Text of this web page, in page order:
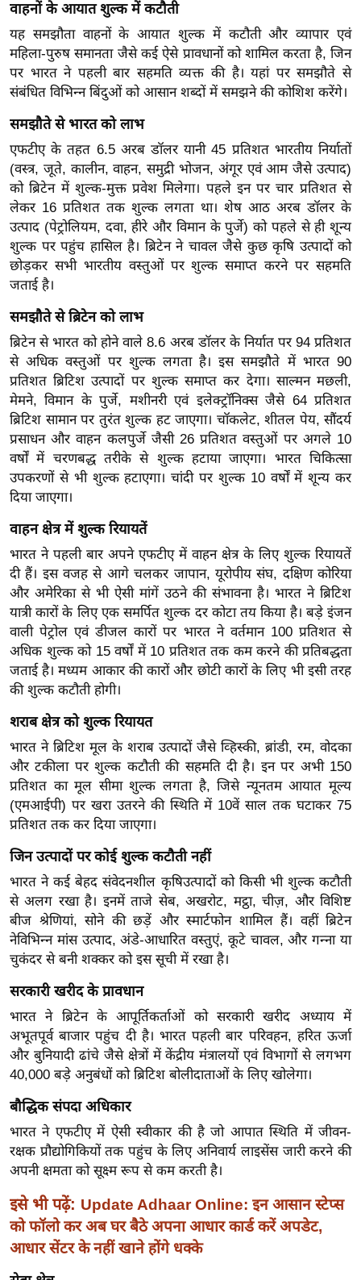
सा
हि
त्य
ज
ग
त
ऑ
टो
व
र्ल्ड
न्यू
ज
ब्री
म
नो
रं
ज
न
ज
ग
त
बॉ
वु
ड
हॉ
ली
वु
ड
फि
ल्म
मी
क्षा
B
r
e
k
i
n
g
N
e
w
s
ला
इ
फ
स्टा
ल
टे
लॉ
जी
ब्यू
टी
वाहनों के आयात शुल्क में कटौती
यह समझौता वाहनों के आयात शुल्क में कटौती और व्यापार एवं
महिला-पुरुष समानता जैसे कई ऐसे प्रावधानों को शामिल करता है, जिन
पर भारत ने पहली बार सहमति व्यक्त की है। यहां पर समझौते से
संबंधित विभिन्न बिंदुओं को आसान शब्दों में समझने की कोशिश करेंगे।
समझौते से भारत को लाभ
एफटीए के तहत 6.5 अरब डॉलर यानी 45 प्रतिशत भारतीय निर्यातों
(वस्त्र, जूते, कालीन, वाहन, समुद्री भोजन, अंगूर एवं आम जैसे उत्पाद)
को ब्रिटेन में शुल्क-मुक्त प्रवेश मिलेगा। पहले इन पर चार प्रतिशत से
लेकर 16 प्रतिशत तक शुल्क लगता था। शेष आठ अरब डॉलर के
उत्पाद (पेट्रोलियम, दवा, हीरे और विमान के पुर्जे) को पहले से ही शून्य
शुल्क पर पहुंच हासिल है। ब्रिटेन ने चावल जैसे कुछ कृषि उत्पादों को
छोड़कर सभी भारतीय वस्तुओं पर शुल्क समाप्त करने पर सहमति
जताई है।
समझौते से ब्रिटेन को लाभ
ब्रिटेन से भारत को होने वाले 8.6 अरब डॉलर के निर्यात पर 94 प्रतिशत
से अधिक वस्तुओं पर शुल्क लगता है। इस समझौते में भारत 90
प्रतिशत ब्रिटिश उत्पादों पर शुल्क समाप्त कर देगा। साल्मन मछली,
मेमने, विमान के पुर्जे, मशीनरी एवं इलेक्ट्रॉनिक्स जैसे 64 प्रतिशत
ब्रिटिश सामान पर तुरंत शुल्क हट जाएगा। चॉकलेट, शीतल पेय, सौंदर्य
प्रसाधन और वाहन कलपुर्जे जैसी 26 प्रतिशत वस्तुओं पर अगले 10
वर्षों में चरणबद्ध तरीके से शुल्क हटाया जाएगा। भारत चिकित्सा
उपकरणों से भी शुल्क हटाएगा। चांदी पर शुल्क 10 वर्षों में शून्य कर
दिया जाएगा।
वाहन क्षेत्र में शुल्क रियायतें
भारत ने पहली बार अपने एफटीए में वाहन क्षेत्र के लिए शुल्क रियायतें
दी हैं। इस वजह से आगे चलकर जापान, यूरोपीय संघ, दक्षिण कोरिया
और अमेरिका से भी ऐसी मांगें उठने की संभावना है। भारत ने ब्रिटिश
यात्री कारों के लिए एक समर्पित शुल्क दर कोटा तय किया है। बड़े इंजन
वाली पेट्रोल एवं डीजल कारों पर भारत ने वर्तमान 100 प्रतिशत से
अधिक शुल्क को 15 वर्षों में 10 प्रतिशत तक कम करने की प्रतिबद्धता
जताई है। मध्यम आकार की कारों और छोटी कारों के लिए भी इसी तरह
की शुल्क कटौती होगी।
शराब क्षेत्र को शुल्क रियायत
भारत ने ब्रिटिश मूल के शराब उत्पादों जैसे व्हिस्की, ब्रांडी, रम, वोदका
और टकीला पर शुल्क कटौती की सहमति दी है। इन पर अभी 150
प्रतिशत का मूल सीमा शुल्क लगता है, जिसे न्यूनतम आयात मूल्य
(एमआईपी) पर खरा उतरने की स्थिति में 10वें साल तक घटाकर 75
प्रतिशत तक कर दिया जाएगा।
जिन उत्पादों पर कोई शुल्क कटौती नहीं
भारत ने कई बेहद संवेदनशील कृषिउत्पादों को किसी भी शुल्क कटौती
से अलग रखा है। इनमें ताजे सेब, अखरोट, मट्ठा, चीज़, और विशिष्ट
बीज श्रेणियां, सोने की छड़ें और स्मार्टफोन शामिल हैं। वहीं ब्रिटेन
नेविभिन्न मांस उत्पाद, अंडे-आधारित वस्तुएं, कूटे चावल, और गन्ना या
चुकंदर से बनी शक्कर को इस सूची में रखा है।
सरकारी खरीद के प्रावधान
भारत ने ब्रिटेन के आपूर्तिकर्ताओं को सरकारी खरीद अध्याय में
अभूतपूर्व बाजार पहुंच दी है। भारत पहली बार परिवहन, हरित ऊर्जा
और बुनियादी ढांचे जैसे क्षेत्रों में केंद्रीय मंत्रालयों एवं विभागों से लगभग
40,000 बड़े अनुबंधों को ब्रिटिश बोलीदाताओं के लिए खोलेगा।
बौद्धिक संपदा अधिकार
भारत ने एफटीए में ऐसी स्वीकार की है जो आपात स्थिति में जीवन-
रक्षक प्रौद्योगिकियों तक पहुंच के लिए अनिवार्य लाइसेंस जारी करने की
अपनी क्षमता को सूक्ष्म रूप से कम करती है।
इसे भी पढ़ें: Update Adhaar Online: इन आसान स्टेप्स
को फॉलो कर अब घर बैठे अपना आधार कार्ड करें अपडेट,
आधार सेंटर के नहीं खाने होंगे धक्के